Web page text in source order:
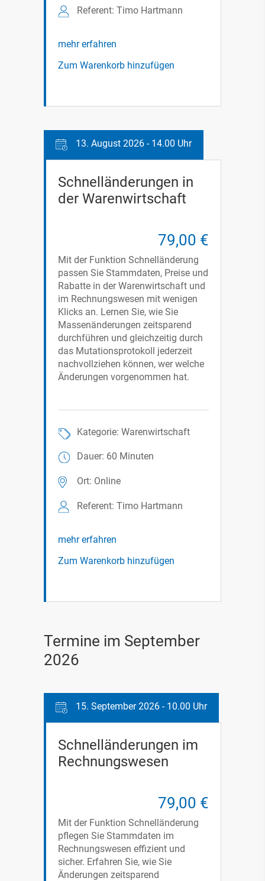
Referent: Timo Hartmann
mehr erfahren
Zum Warenkorb hinzufügen
13. August 2026 - 14.00 Uhr
Schnelländerungen in
der Warenwirtschaft
79,00 €
Mit der Funktion Schnelländerung
passen Sie Stammdaten, Preise und
Rabatte in der Warenwirtschaft und
im Rechnungswesen mit wenigen
Klicks an. Lernen Sie, wie Sie
Massenänderungen zeitsparend
durchführen und gleichzeitig durch
das Mutationsprotokoll jederzeit
nachvollziehen können, wer welche
Änderungen vorgenommen hat.
Kategorie: Warenwirtschaft
Dauer: 60 Minuten
Ort: Online
Referent: Timo Hartmann
mehr erfahren
Zum Warenkorb hinzufügen
Termine im September
2026
15. September 2026 - 10.00 Uhr
Schnelländerungen im
Rechnungswesen
79,00 €
Mit der Funktion Schnelländerung
pflegen Sie Stammdaten im
Rechnungswesen effizient und
sicher. Erfahren Sie, wie Sie
Änderungen zeitsparend